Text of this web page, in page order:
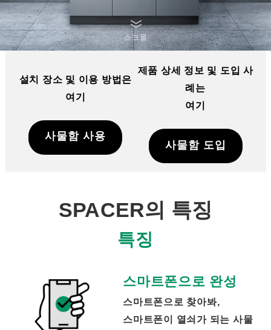
스크롤
설치 장소 및 이용 방법은
여기
사물함 사용
제품 상세 정보 및 도입 사
례는
여기
사물함 도입
SPACER의 특징
특징
스마트폰으로 완성
스마트폰으로 찾아봐,
스마트폰이 열쇠가 되는 사물